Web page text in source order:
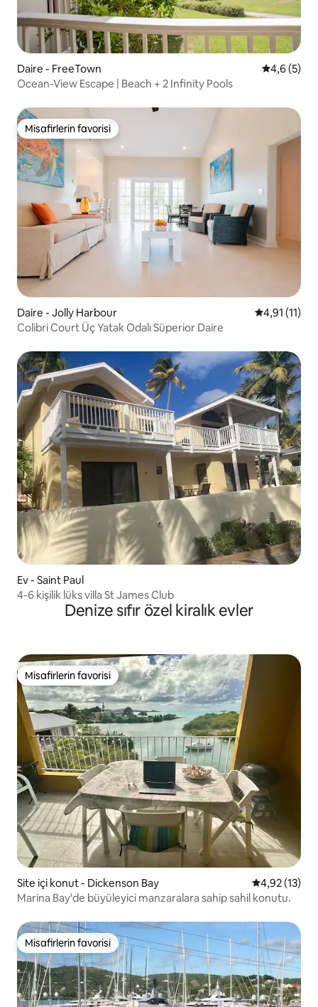
Daire - FreeTown 54,6 (5)
Ocean-View Escape | Beach + 2 Infinity Pools
Misafirlerin favorisi
Misafirlerin favorisi
Daire - Jolly Harbour 5 üzerinden
4,91 (11)
Colibri Court Üç Yatak Odalı Süperior Daire
Ev - Saint Paul
4-6 kişilik lüks villa St James Club
Denize sıfır özel kiralık evler
Misafirlerin favorisi
Misafirlerin favorisi
Site içi konut - Dickenson Bay 5 üzerinden
4,92 (13)
Marina Bay'de büyüleyici manzaralara sahip sahil konutu.
Misafirlerin favorisi
Misafirlerin favorisi